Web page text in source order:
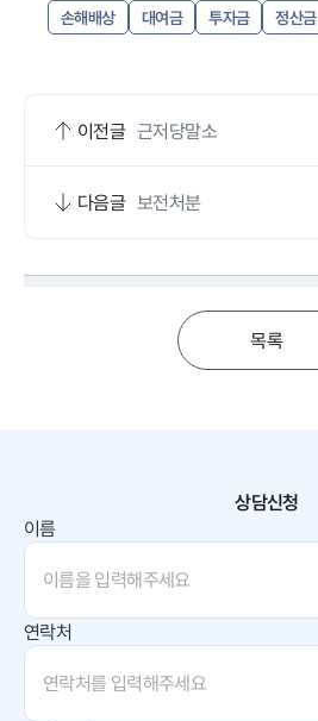
손해배상 대여금 투자금 정산금
이전글 근저당말소
다음글 보전처분
목록
상담신청
이름
연락처